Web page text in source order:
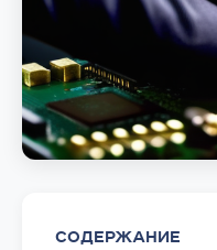
СОДЕРЖАНИЕ